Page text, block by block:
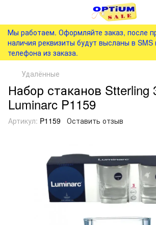
Мы работаем. Оформляйте заказ, после
наличия реквизиты будут высланы в SMS
телефона из заказа.
Удалённые
Набор стаканов
Luminarc P1159
Артикул: P1159 Оставить отзыв